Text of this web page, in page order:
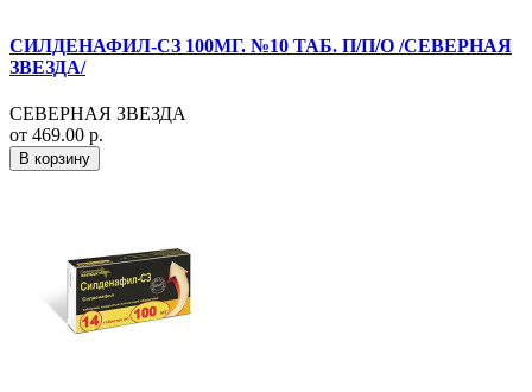
СИЛДЕНАФИЛ-СЗ 100МГ. №10 ТАБ. П/П/О /СЕВЕРНАЯ
ЗВЕЗДА/
СЕВЕРНАЯ ЗВЕЗДА
от 469.00 р.
В корзину